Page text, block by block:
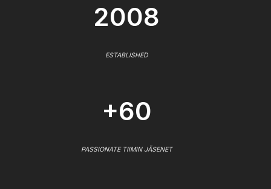
2008
ESTABLISHED
+60
PASSIONATE TIIMIN JÄSENET